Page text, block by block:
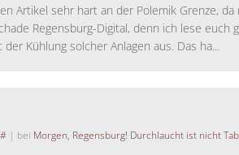
Artikel sehr hart an der Polemik Grenze,
Regensburg-Digital, denn ich lese euch
Kühlung solcher Anlagen aus. Das ha...
# | bei Morgen, Regensburg! Durchlaucht ist nicht